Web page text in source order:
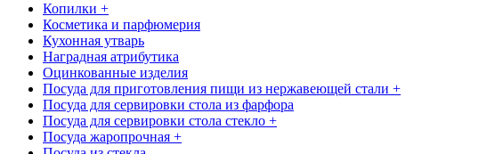
Копилки +
Косметика и парфюмерия
Кухонная утварь
Наградная атрибутика
Оцинкованные изделия
Посуда для приготовления пищи из нержавеющей стали +
Посуда для сервировки стола из фарфора
Посуда для сервировки стола стекло +
Посуда жаропрочная +